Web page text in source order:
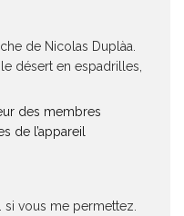
de Nicolas Duplàa.
désert en espadrilles,
des membres
de l’appareil
vous me permettez.